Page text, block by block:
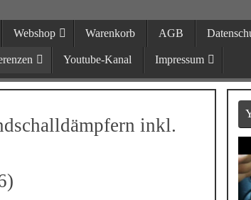
Hiller
in Neukirchen
Webshop Warenkorb AGB
Youtube-Kanal Impressum
inkl.